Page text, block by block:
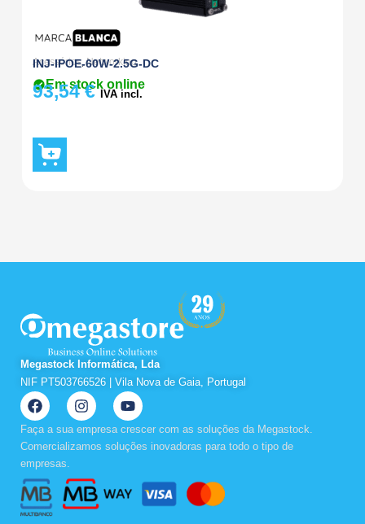
Acessórios,Networking
INJ-IPOE-60W-2.5G-DC
Em stock online
93,54€ IVA incl.
Megastock Informática, Lda
NIF PT503766526 | Vila Nova de Gaia, Portugal
F
a
c
e
o
o
k
I
n
s
t
r
a
m
Y
o
u
t
u
e
Faça a sua empresa crescer com as soluções da Megastock.
Comercializamos soluções inovadoras para todo o tipo de
empresas.